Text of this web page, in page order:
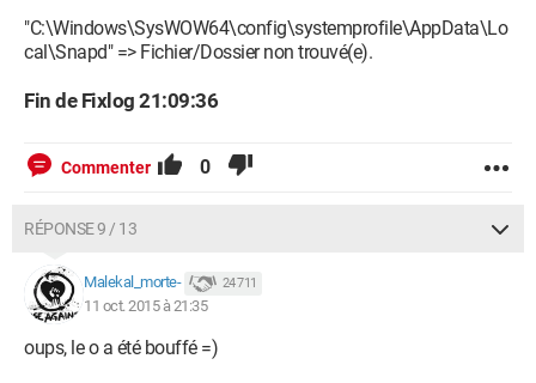
"C:\Windows\SysWOW64\config\systemprofile\AppData\Lo
cal\Snapd" => Fichier/Dossier non trouvé(e).
Fin de Fixlog 21:09:36
Commenter 0
RÉPONSE 9 / 13
Malekal_morte- 24 711
11 oct. 2015 à 21:35
oups, le o a été bouffé =)